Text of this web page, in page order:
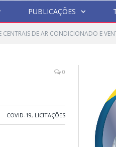
PUBLICAÇÕES
DE AR CONDICIONADO E
0
COVID-19, LICITAÇÕES